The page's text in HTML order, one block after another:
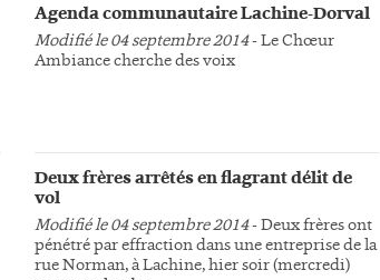
Agenda communautaire Lachine-Dorval
Modifié le 04 septembre 2014- Le Chœur
Ambiance cherche des voix
Deux frères arrêtés en flagrant délit de
vol
Modifié le 04 septembre 2014- Deux frères ont
pénétré par effraction dans une entreprise de la
rue Norman, à Lachine, hier soir (mercredi)